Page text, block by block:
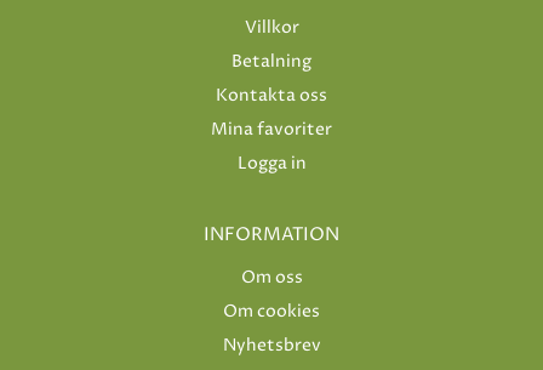
Villkor
Betalning
Kontakta oss
Mina favoriter
Logga in
INFORMATION
Om oss
Om cookies
Nyhetsbrev